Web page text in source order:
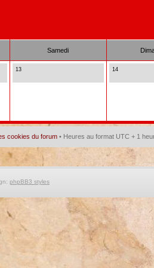
Samedi
13 14
cookies du forum • Heures au format UTC + 1
phpBB3 styles